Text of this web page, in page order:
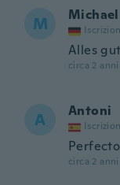
M Michael
Alles
circa 2
A Antoni
Perfecto
circa 2